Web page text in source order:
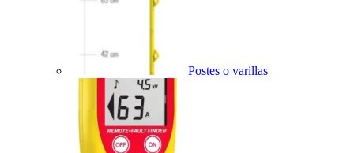
Postes o varillas